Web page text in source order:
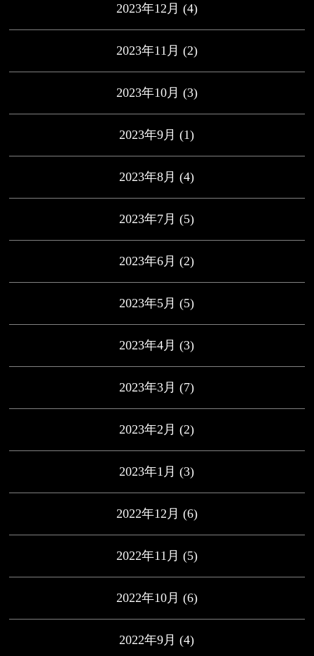
2023年12月 (4)
2023年11月 (2)
2023年10月 (3)
2023年9月 (1)
2023年8月 (4)
2023年7月 (5)
2023年6月 (2)
2023年5月 (5)
2023年4月 (3)
2023年3月 (7)
2023年2月 (2)
2023年1月 (3)
2022年12月 (6)
2022年11月 (5)
2022年10月 (6)
2022年9月 (4)